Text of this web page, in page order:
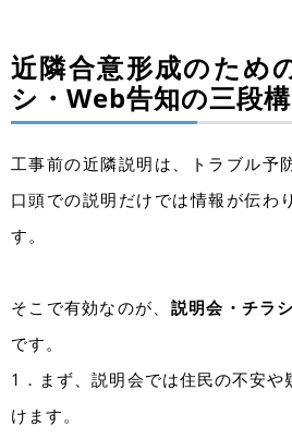
近隣合意形成のため
シ・Web告知の三段構
工事前の近隣説明は、トラブル予
口頭での説明だけでは情報が伝わ
す。
そこで有効なのが、 説明会・チラ
です。
1．まず、説明会では住民の不安や
けます。